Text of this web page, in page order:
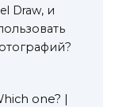
Draw, и
one? |